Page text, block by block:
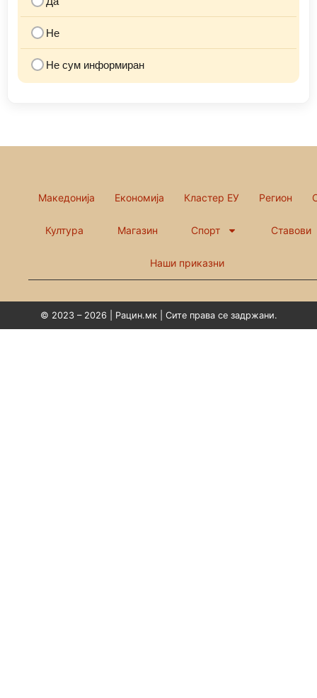
Не
Не сум информиран
Македонија Економија Кластер ЕУ Регион
Култура Магазин Спорт Ставови
Наши приказни
© 2023 – 2026 | Рацин.мк | Сите права се задржани.